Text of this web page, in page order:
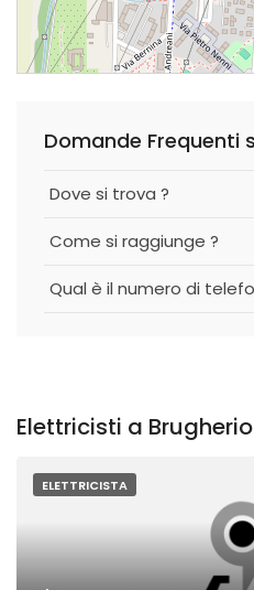
Dove si trova ?
Come si raggiunge ?
Qual è il numero di
Elettricisti a
ELETTRICISTA